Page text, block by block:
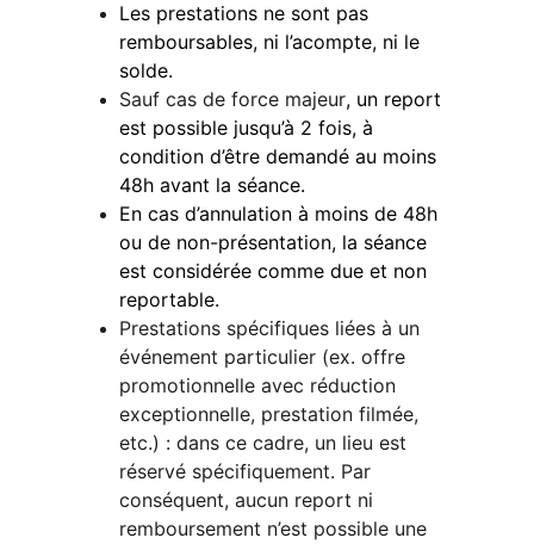
Les prestations ne sont pas
remboursables, ni l’acompte, ni le
solde.
Sauf cas de force majeur, un report
est possible jusqu’à 2 fois, à
condition d’être demandé au moins
48h avant la séance.
En cas d’annulation à moins de 48h
ou de non-présentation, la séance
est considérée comme due et non
reportable.
Prestations spécifiques liées à un
événement particulier (ex. offre
promotionnelle avec réduction
exceptionnelle, prestation filmée,
etc.) : dans ce cadre, un lieu est
réservé spécifiquement. Par
conséquent, aucun report ni
remboursement n’est possible une